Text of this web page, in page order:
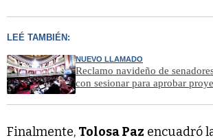
LEÉ TAMBIÉN:
NUEVO LLAMADO
Reclamo navideño de
con sesionar para aprobar
Finalmente, Tolosa Paz encuadró